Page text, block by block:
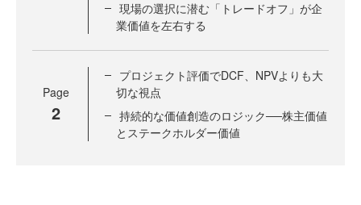
現場の選択に潜む「トレードオフ」が企
業価値を左右する
Page
2
プロジェクト評価でDCF、NPVよりも大
切な視点
持続的な価値創造のロジック──株主価値
とステークホルダー価値